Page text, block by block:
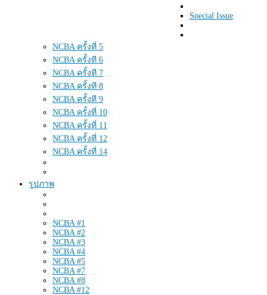
Special Issue
NCBA ครั้งที่ 5
NCBA ครั้งที 6
NCBA ครั้งที 7
NCBA ครั้งที 8
NCBA ครั้งที 9
NCBA ครั้งที่ 10
NCBA ครั้งที่ 11
NCBA ครั้งที่ 12
NCBA ครั้งที่ 14
รูปภาพ
NCBA #1
NCBA #2
NCBA #3
NCBA #4
NCBA #5
NCBA #7
NCBA #8
NCBA #12